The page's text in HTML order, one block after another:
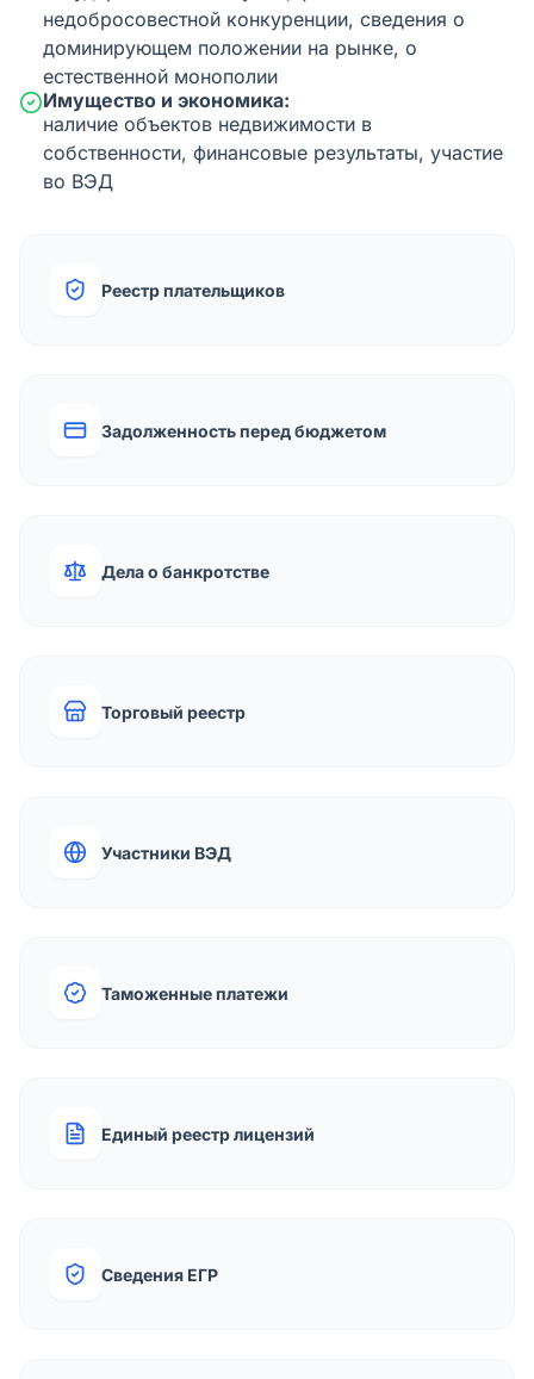
недобросовестной конкуренции, сведения о
доминирующем положении на рынке, о
естественной монополии
Имущество и экономика:
наличие объектов недвижимости в
собственности, финансовые результаты, участие
во ВЭД
Реестр плательщиков
Задолженность перед бюджетом
Дела о банкротстве
Торговый реестр
Участники ВЭД
Таможенные платежи
Единый реестр лицензий
Сведения ЕГР